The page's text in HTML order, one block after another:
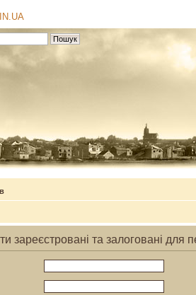
зареєстровані та залоговані для